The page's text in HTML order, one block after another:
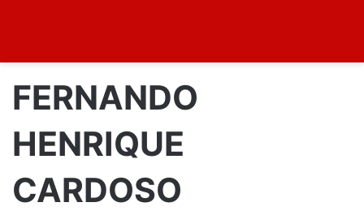
FERNANDO
HENRIQUE
CARDOSO